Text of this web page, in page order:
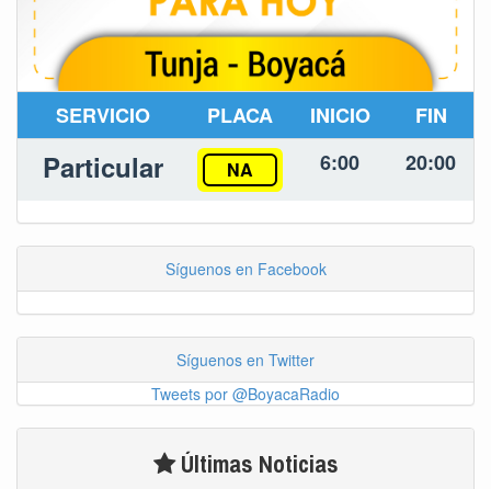
SERVICIO PLACA INICIO FIN
Particular NA 6:00 20:00
Síguenos en Facebook
Síguenos en Twitter
Tweets por @BoyacaRadio
Últimas Noticias